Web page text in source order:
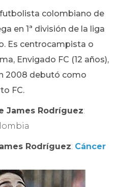
colombiano de
en 1ª división de la liga
Es centrocampista o
Envigado FC (12 años),
2008 debutó como
FC.
James Rodríguez:
Rodríguez: Cáncer